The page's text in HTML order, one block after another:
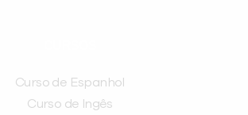
Curso de Espanhol
Curso de Ingês